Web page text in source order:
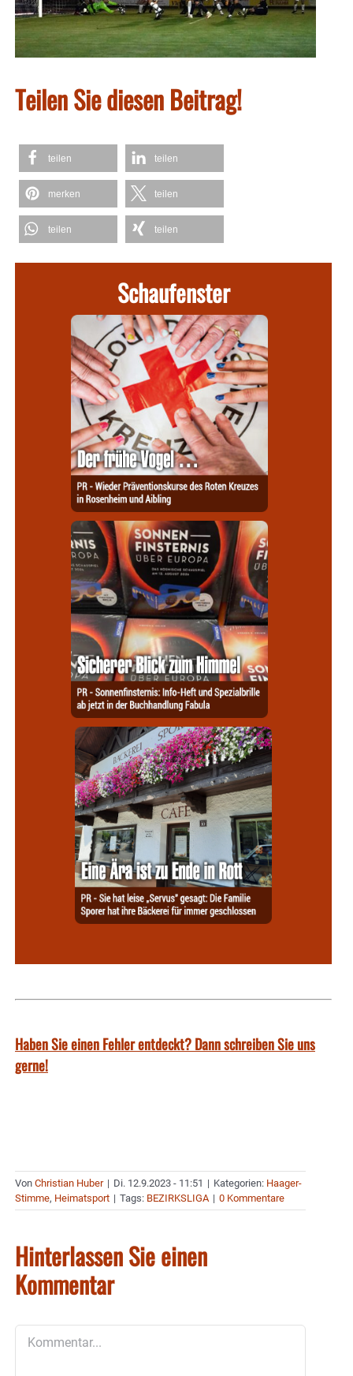
Teilen Sie diesen Beitrag!
teilen teilen
merken teilen
teilen teilen
Schaufenster
Haben Sie einen Fehler entdeckt? Dann schreiben Sie uns
gerne!
Von Christian Huber | Di. 12.9.2023 - 11:51 | Kategorien: Haager-
Stimme, Heimatsport | Tags: BEZIRKSLIGA | 0 Kommentare
Hinterlassen Sie einen
Kommentar